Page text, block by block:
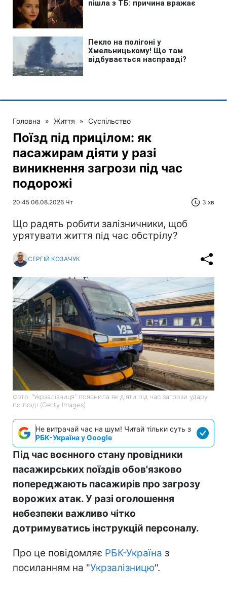
Головна » Життя » Суспільство
Поїзд під прицілом: як
пасажирам діяти у разі
виникнення загрози під час
подорожі
20:45 06.08.2026 Чт 3 хв
Що радять робити залізничники, щоб
урятувати життя під час обстрілу?
СЕРГІЙ КОЗАЧУК
Фото: "Укрзалізниця" пояснила як діяти під час загрози удару
по поїді (Getty Images)
Не витрачай час на шум! Читай тільки суть з
РБК-Україна у Google
Під час воєнного стану провідники
пасажирських поїздів обов'язково
попереджають пасажирів про загрозу
ворожих атак. У разі оголошення
небезпеки важливо чітко
дотримуватись інструкцій персоналу.
Про це повідомляє РБК-Україна з
посиланням на "Укрзалізницю".